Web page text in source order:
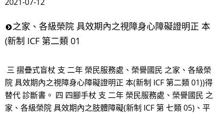
之家、各級榮院 具效期內之視障身心障礙證明正 本
(新制 ICF 第二類 01
三 摺疊式盲杖 支 二年 榮民服務處、榮譽國民 之家、各級榮
院 具效期內之視障身心障礙證明正 本(新制 ICF 第二類 01))得
替代 診斷書。 四 四腳手杖 支 二年 榮民服務處、榮譽國民 之
家、各級榮院 具效期內之肢體障礙(新制 ICF 第 七類 05)、平